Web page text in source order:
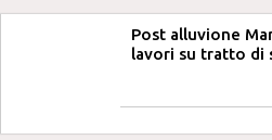
Post alluvione
lavori su tratto di